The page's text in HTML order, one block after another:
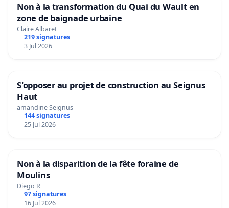
Non à la transformation du Quai du Wault en
zone de baignade urbaine
Claire Albaret
219 signatures
3 Jul 2026
S'opposer au projet de construction au Seignus
Haut
amandine Seignus
144 signatures
25 Jul 2026
Non à la disparition de la fête foraine de
Moulins
Diego R
97 signatures
16 Jul 2026